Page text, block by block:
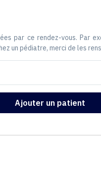
par ce rendez-vous. Par
un pédiatre, merci de les
Ajouter un patient